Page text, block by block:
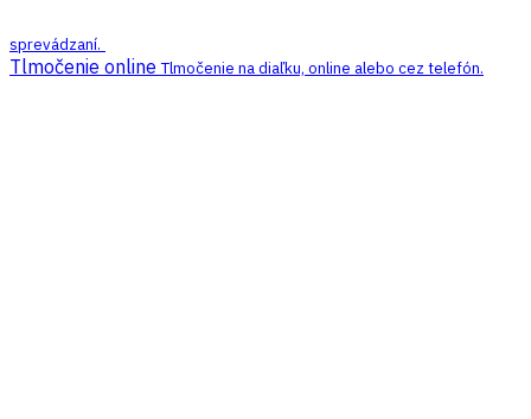
sprevádzaní.
Tlmočenie onlineTlmočenie na diaľku, online alebo cez telefón.